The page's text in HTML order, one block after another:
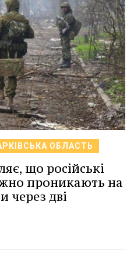
ОБЛАСТЬ
що російські
проникають на
через дві